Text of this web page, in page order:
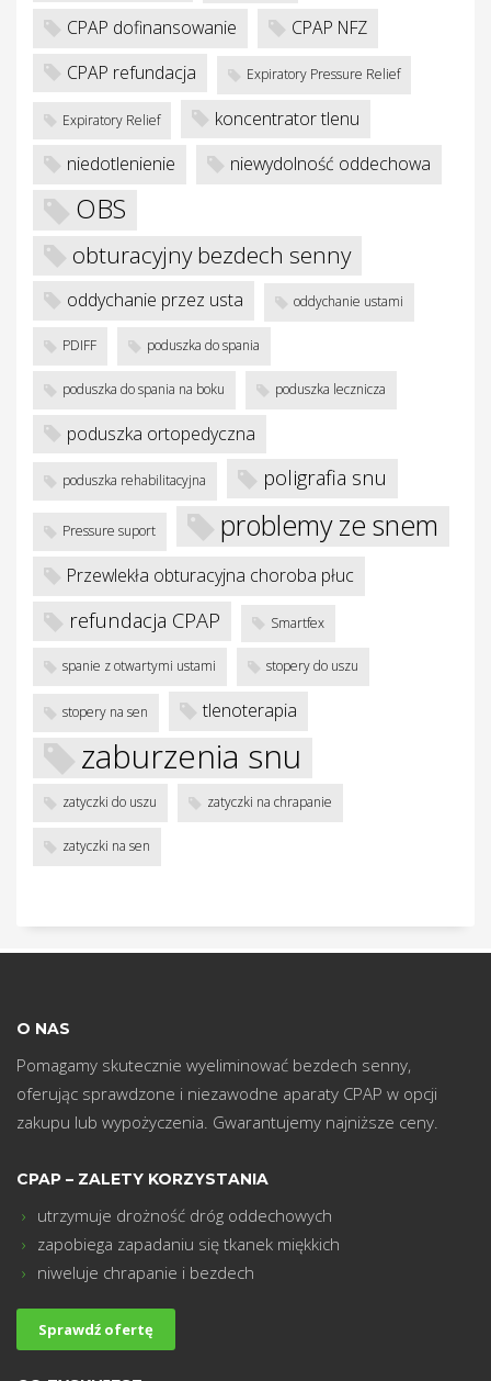
CPAP dofinansowanie
CPAP NFZ
CPAP refundacja
Expiratory Pressure Relief
Expiratory Relief
koncentrator tlenu
niedotlenienie
niewydolność oddechowa
OBS
obturacyjny bezdech senny
oddychanie przez usta oddychanie ustami
PDIFF poduszka do spania
poduszka do spania na boku poduszka lecznicza
poduszka ortopedyczna
poduszka rehabilitacyjna poligrafia snu
Pressure suport problemy ze snem
Przewlekła obturacyjna choroba płuc
refundacja CPAP Smartfex
spanie z otwartymi ustami stopery do uszu
stopery na sen tlenoterapia
zaburzenia snu
zatyczki do uszu zatyczki na chrapanie
zatyczki na sen
O NAS
Pomagamy skutecznie wyeliminować bezdech senny,
oferując sprawdzone i niezawodne aparaty CPAP w opcji
zakupu lub wypożyczenia. Gwarantujemy najniższe ceny.
CPAP – ZALETY KORZYSTANIA
utrzymuje drożność dróg oddechowych
zapobiega zapadaniu się tkanek miękkich
niweluje chrapanie i bezdech
Sprawdź ofertę